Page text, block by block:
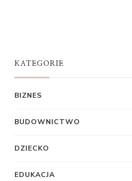
KATEGORIE
BIZNES
BUDOWNICTWO
DZIECKO
EDUKACJA